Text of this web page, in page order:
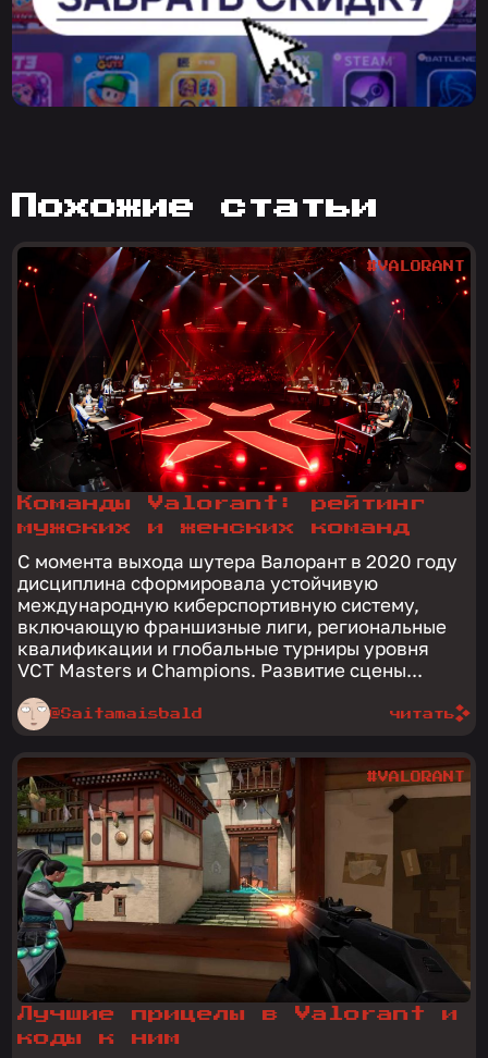
похожие статьи
Команды Valorant: рейтинг
мужских и женских команд
С момента выхода шутера Валорант в 2020 году
дисциплина сформировала устойчивую
международную киберспортивную систему,
включающую франшизные лиги, региональные
квалификации и глобальные турниры уровня
VCT Masters и Champions. Развитие сцены...
@Saitamaisbald
#VALORANT
читать
Лучшие прицелы в Valorant и
коды к ним
#VALORANT